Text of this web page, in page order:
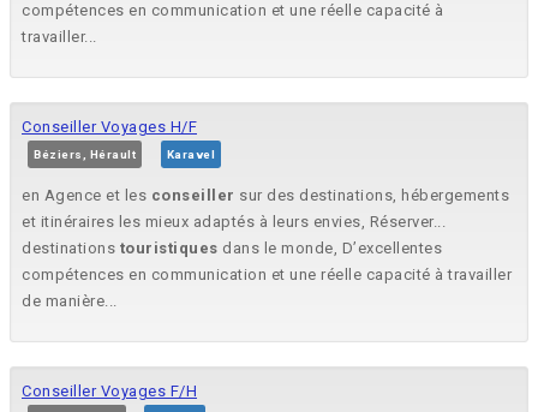
compétences en communication et une réelle capacité à
travailler...
Conseiller Voyages H/F
Béziers, Hérault Karavel
en Agence et les conseiller sur des destinations, hébergements
et itinéraires les mieux adaptés à leurs envies, Réserver...
destinations touristiques dans le monde, D’excellentes
compétences en communication et une réelle capacité à travailler
de manière...
Conseiller Voyages F/H